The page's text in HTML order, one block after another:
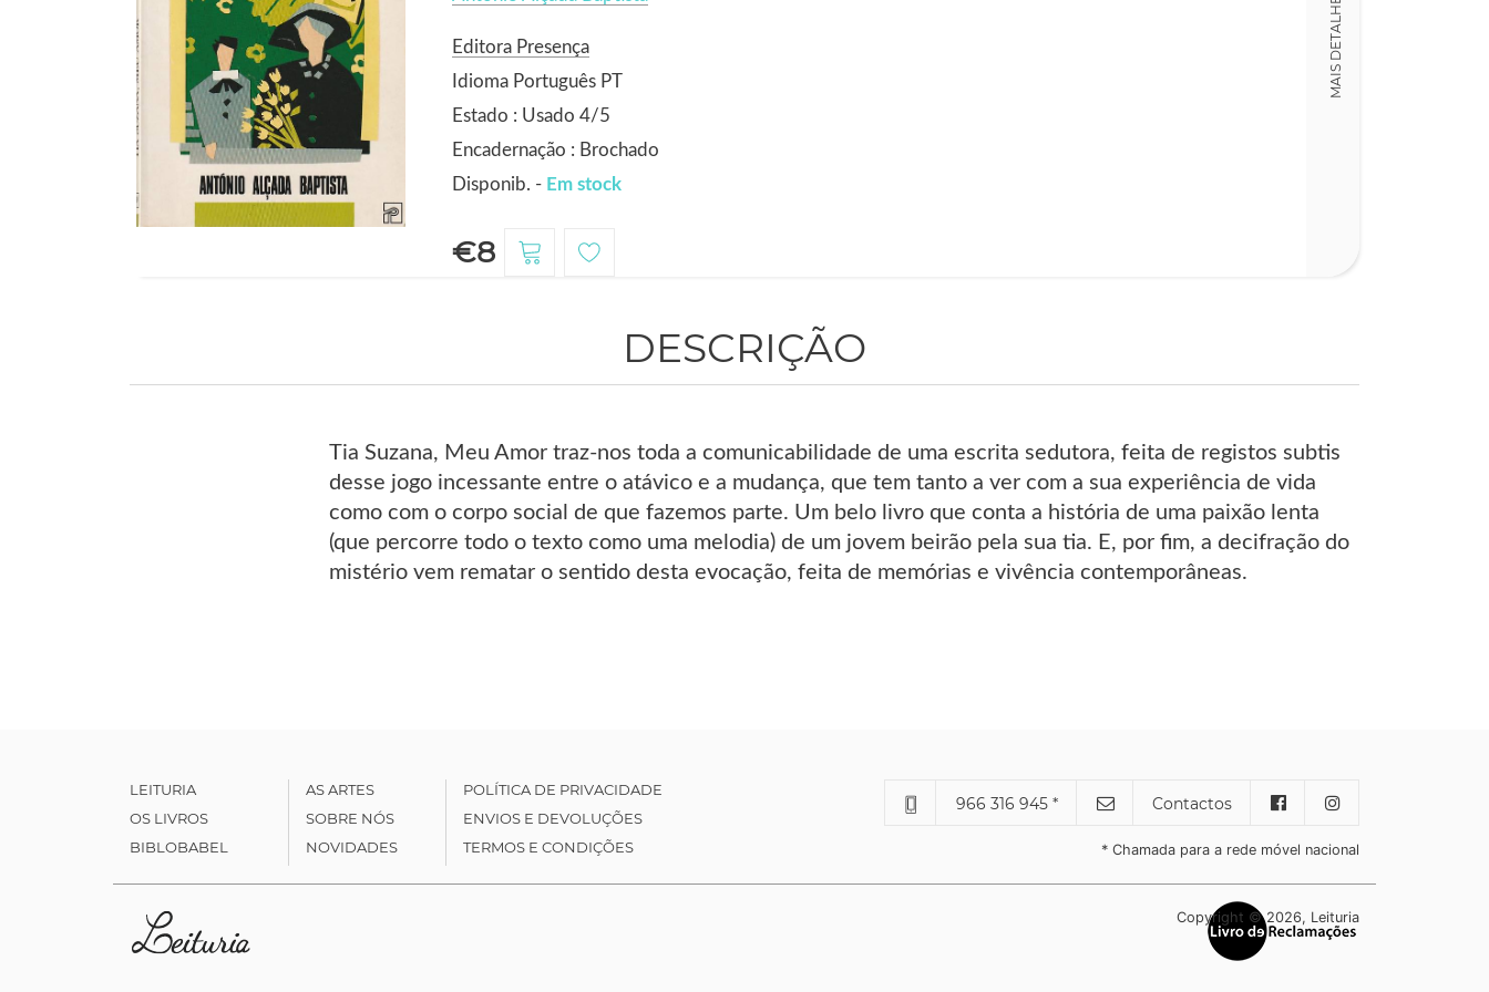
Editora Presença
Idioma Português PT
Estado : Usado 4/5
Encadernação : Brochado
Disponib. - Em stock
€8
MAIS DETALHES
DESCRIÇÃO
Tia Suzana, Meu Amor traz-nos toda a comunicabilidade de uma escrita sedutora, feita de registos subtis
desse jogo incessante entre o atávico e a mudança, que tem tanto a ver com a sua experiência de vida
como com o corpo social de que fazemos parte. Um belo livro que conta a história de uma paixão lenta
(que percorre todo o texto como uma melodia) de um jovem beirão pela sua tia. E, por fim, a decifração do
mistério vem rematar o sentido desta evocação, feita de memórias e vivência contemporâneas.
LEITURIA
OS LIVROS
BIBLOBABEL
AS ARTES
SOBRE NÓS
NOVIDADES
POLÍTICA DE PRIVACIDADE
ENVIOS E DEVOLUÇÕES
TERMOS E CONDIÇÕES
966 316 945 * Contactos
* Chamada para a rede móvel nacional
Copyright © 2026, Leituria